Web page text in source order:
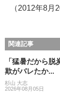
（2012年8月
関連記事
「猛暑だから
欺がバレたか...
杉山 大志
2026年08月05日